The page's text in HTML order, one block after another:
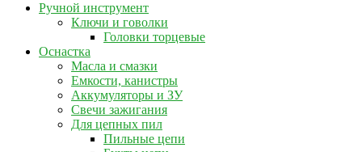
Ручной инструмент
Ключи и говолки
Головки торцевые
Оснастка
Масла и смазки
Емкости, канистры
Аккумуляторы и ЗУ
Свечи зажигания
Для цепных пил
Пильные цепи